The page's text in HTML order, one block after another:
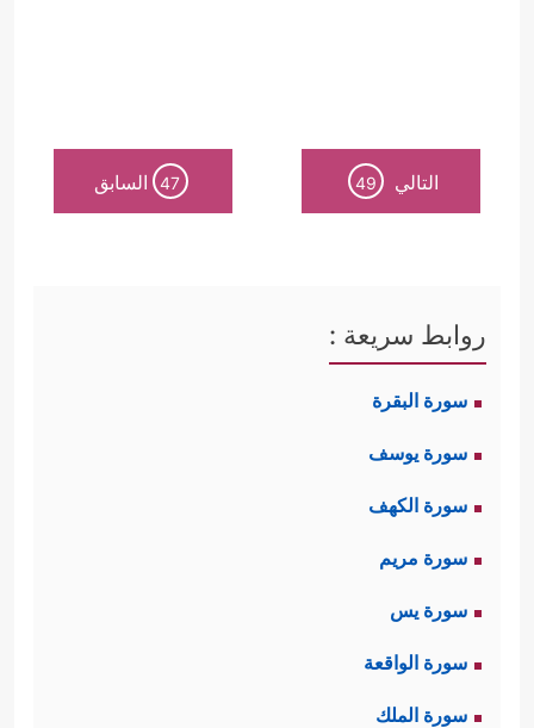
التالي 49
47 السابق
روابط سريعة :
سورة البقرة
سورة يوسف
سورة الكهف
سورة مريم
سورة يس
سورة الواقعة
سورة الملك